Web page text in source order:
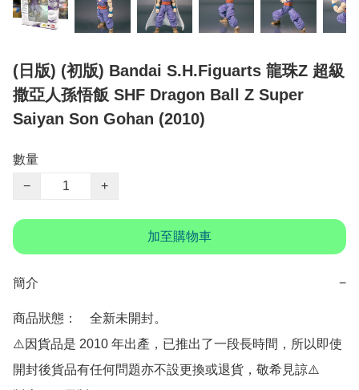
(日版) (初版) Bandai S.H.Figuarts 龍珠Z 超級
撒亞人孫悟飯 SHF Dragon Ball Z Super
Saiyan Son Gohan (2010)
數量
−
+
加至購物車
簡介 −
商品狀態：　全新未開封。
⚠️因貨品是 2010 年出產，已推出了一段長時間，所以即使
開封後貨品有任何問題亦不設更換或退貨，敬希見諒⚠️